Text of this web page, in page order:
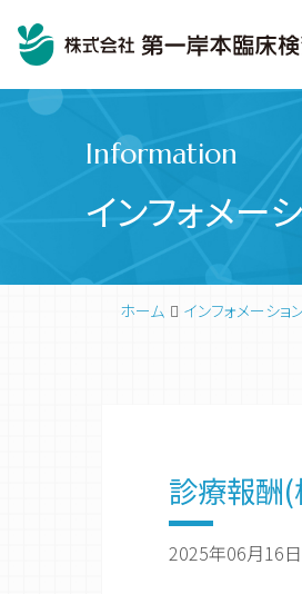
臨床検査
代表挨拶
Information
インフォメー
ホーム インフォメーショ
診療報酬
2025年06月16日